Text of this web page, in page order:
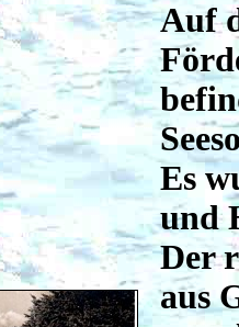
Auf
Es
und
Der
aus